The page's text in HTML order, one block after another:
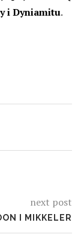
i Dyniamitu.
next post
I MIKKELER